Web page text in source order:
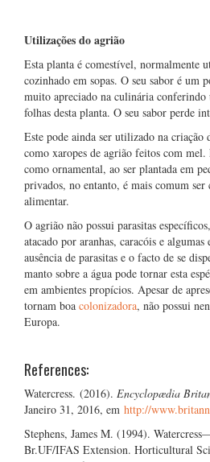
Utilizações do agrião
Esta planta é comestível, normalmente
cozinhado em sopas. O seu sabor é um
muito apreciado na culinária conferindo
folhas desta planta. O seu sabor perde
Este pode ainda ser utilizado na criação
como xaropes de agrião feitos com
como ornamental, ao ser plantada em
privados, no entanto, é mais comum
alimentar.
O agrião não possui parasitas
atacado por aranhas, caracóis e algumas
ausência de parasitas e o facto de se
manto sobre a água pode tornar esta
em ambientes propícios. Apesar de
tornam boa colonizadora, não possui
Europa.
References:
Watercress. (2016). Encyclopædia
Janeiro 31, 2016, em http://
Stephens, James M. (1994).
Br.UF/IFAS Extension. Horticultural